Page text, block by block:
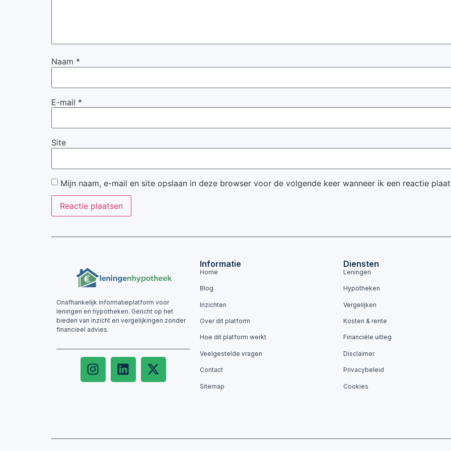
Naam *
E-mail *
Site
Mijn naam, e-mail en site opslaan in deze browser voor de volgende keer wanneer ik een reactie
Onafhankelijk informatieplatform voor
leningen en hypotheken. Gericht op het
bieden van inzicht en vergelijkingen zonder
financieel advies.
Informatie
Home
Blog
Inzichten
Over dit platform
Hoe dit platform werkt
Veelgestelde vragen
Contact
Sitemap
Diensten
Leningen
Hypotheken
Vergelijken
Kosten & rente
Financiële uitleg
Disclaimer
Privacybeleid
Cookies